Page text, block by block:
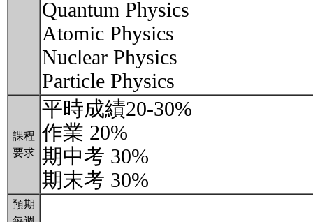
Quantum Physics
Atomic Physics
Nuclear Physics
Particle Physics
課程
要求
平時成績20-30%
作業 20%
期中考 30%
期末考 30%
預期